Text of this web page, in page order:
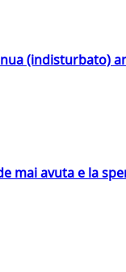
(indisturbato)
mai avuta e la